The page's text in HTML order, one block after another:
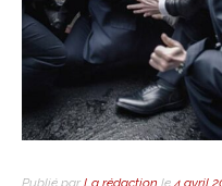
Publié par La rédaction le 4 avril